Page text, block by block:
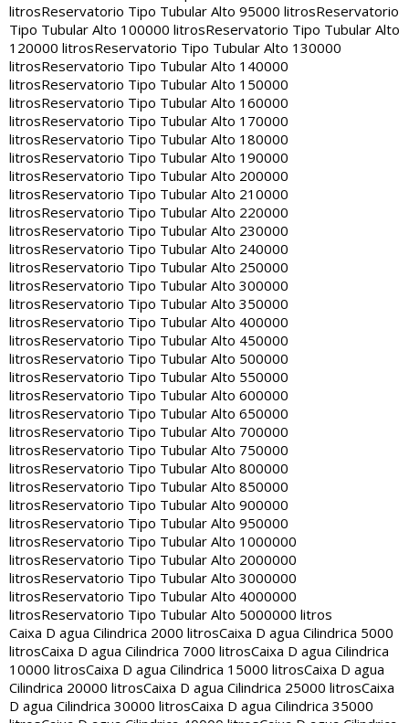
litrosReservatorio Tipo Tubular Alto 95000 litrosReservatorio
Tipo Tubular Alto 100000 litrosReservatorio Tipo Tubular Alto
120000 litrosReservatorio Tipo Tubular Alto 130000
litrosReservatorio Tipo Tubular Alto 140000
litrosReservatorio Tipo Tubular Alto 150000
litrosReservatorio Tipo Tubular Alto 160000
litrosReservatorio Tipo Tubular Alto 170000
litrosReservatorio Tipo Tubular Alto 180000
litrosReservatorio Tipo Tubular Alto 190000
litrosReservatorio Tipo Tubular Alto 200000
litrosReservatorio Tipo Tubular Alto 210000
litrosReservatorio Tipo Tubular Alto 220000
litrosReservatorio Tipo Tubular Alto 230000
litrosReservatorio Tipo Tubular Alto 240000
litrosReservatorio Tipo Tubular Alto 250000
litrosReservatorio Tipo Tubular Alto 300000
litrosReservatorio Tipo Tubular Alto 350000
litrosReservatorio Tipo Tubular Alto 400000
litrosReservatorio Tipo Tubular Alto 450000
litrosReservatorio Tipo Tubular Alto 500000
litrosReservatorio Tipo Tubular Alto 550000
litrosReservatorio Tipo Tubular Alto 600000
litrosReservatorio Tipo Tubular Alto 650000
litrosReservatorio Tipo Tubular Alto 700000
litrosReservatorio Tipo Tubular Alto 750000
litrosReservatorio Tipo Tubular Alto 800000
litrosReservatorio Tipo Tubular Alto 850000
litrosReservatorio Tipo Tubular Alto 900000
litrosReservatorio Tipo Tubular Alto 950000
litrosReservatorio Tipo Tubular Alto 1000000
litrosReservatorio Tipo Tubular Alto 2000000
litrosReservatorio Tipo Tubular Alto 3000000
litrosReservatorio Tipo Tubular Alto 4000000
litrosReservatorio Tipo Tubular Alto 5000000 litros
Caixa D agua Cilindrica 2000 litrosCaixa D agua Cilindrica 5000
litrosCaixa D agua Cilindrica 7000 litrosCaixa D agua Cilindrica
10000 litrosCaixa D agua Cilindrica 15000 litrosCaixa D agua
Cilindrica 20000 litrosCaixa D agua Cilindrica 25000 litrosCaixa
D agua Cilindrica 30000 litrosCaixa D agua Cilindrica 35000